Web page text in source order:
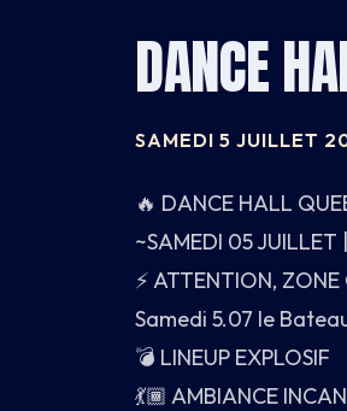
CARNET
BATEAU
CARTE
INFOS
DANCE
SAMEDI 5 JUILLET
🔥 DANCE HALL
~SAMEDI 05
⚡️ ATTENTION, ZONE
Samedi 5.07 le
💣 LINEUP EXPLOSIF
💃🏾 AMBIANCE